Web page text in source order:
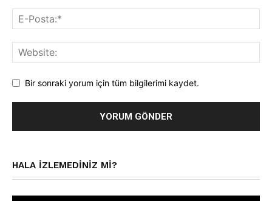
Bir sonraki yorum için tüm bilgilerimi kaydet.
HALA IZLEMEDINIZ MI?